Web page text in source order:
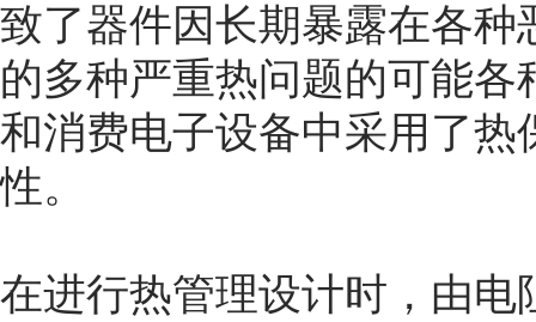
致了器件因长期暴露在各
的多种严重热问题的可能
和消费电子设备中采用了
性。
在进行热管理设计时，由